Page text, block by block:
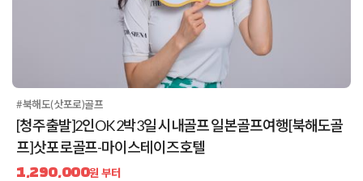
#북해도(삿포로)골프
[청주출발]2인OK 2박3일 시내골프 일본골프여행[북해도골
프]삿포로골프-마이스테이즈호텔
1,290,000원 부터